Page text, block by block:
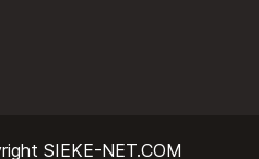
SIEKE-NET.COM